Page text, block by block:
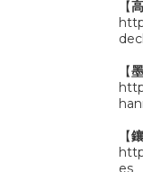
【
【
【
es